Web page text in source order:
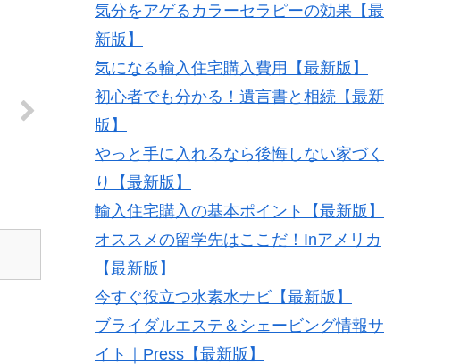
気分をアゲるカラーセラピーの効果【最
新版】
気になる輸入住宅購入費用【最新版】
初心者でも分かる！遺言書と相続【最新
版】
やっと手に入れるなら後悔しない家づく
り【最新版】
輸入住宅購入の基本ポイント【最新版】
オススメの留学先はここだ！Inアメリカ
【最新版】
今すぐ役立つ水素水ナビ【最新版】
ブライダルエステ＆シェービング情報サ
イト｜Press【最新版】